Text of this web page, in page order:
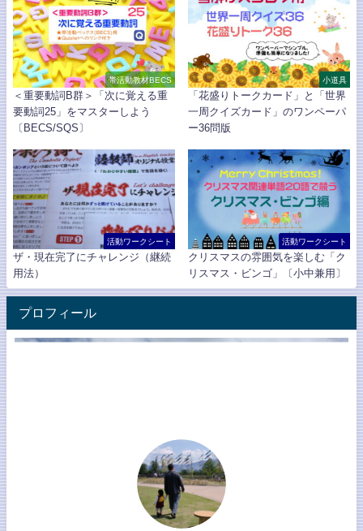
帯活動教材BECS
＜重要動詞B群＞「次に覚える重
要動詞25」をマスターしよう
〔BECS/SQS〕
小道具
「花盛りトークカード」と「世界
一周クイズカード」のワンペーパ
ー36問版
活動ワークシート
ザ・現在完了にチャレンジ（継続
用法）
活動ワークシート
クリスマスの雰囲気を楽しむ「ク
リスマス・ビンゴ」〔小中兼用〕
プロフィール